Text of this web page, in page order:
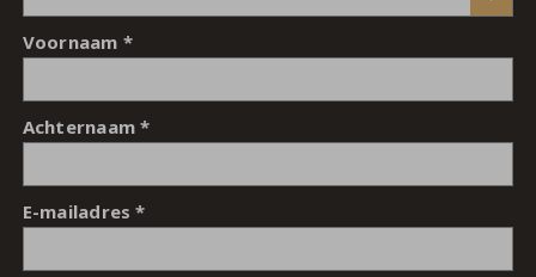
Voornaam
Achternaam
E-mailadres